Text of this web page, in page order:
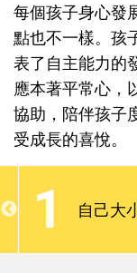
每個孩子身心發
點也不一樣。孩
表了自主能力的
應本著平常心，
協助，陪伴孩子
受成長的喜悅。
1 自己大
學習自
每個孩子身心發
點也不一樣。孩
表了自主能力的
受成長的喜悅。